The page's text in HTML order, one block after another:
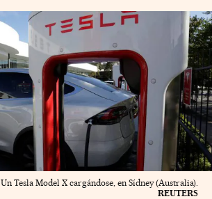
Un Tesla Model X cargándose, en Sídney (Australia).
REUTERS